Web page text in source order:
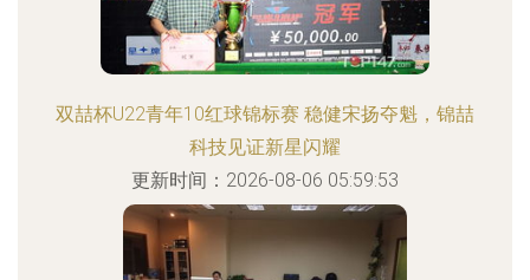
双喆杯U22青年10红球锦标赛 稳健宋扬夺魁，锦喆
科技见证新星闪耀
更新时间：2026-08-06 05:59:53